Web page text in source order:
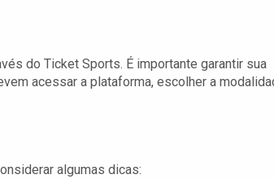
do Ticket Sports. É importante garantir sua
acessar a plataforma, escolher a
algumas dicas: